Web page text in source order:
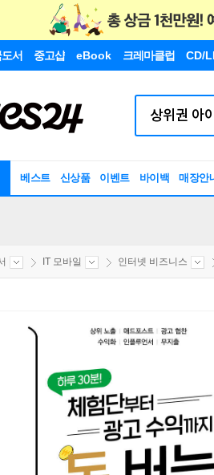
서 중고샵 eBook 크레마클럽 CD/
베스트 신상품 이벤트 바이백 매장안
IT 모바일 인터넷 비즈니스